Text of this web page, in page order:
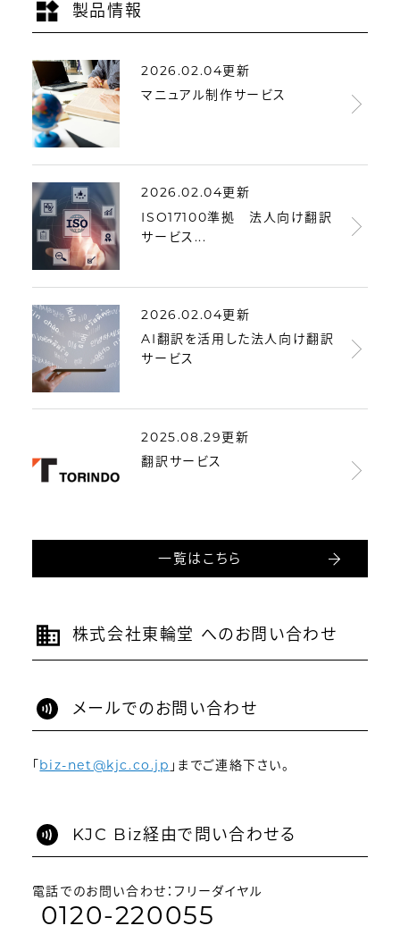
製品情報
2026.02.04更新
マニュアル制作サービス
2026.02.04更新
ISO17100準拠 法人向け翻訳
サービス...
2026.02.04更新
AI翻訳を活用した法人向け翻訳
サービス
2025.08.29更新
翻訳サービス
一覧はこちら
株式会社東輪堂 へのお問い合わせ
メールでのお問い合わせ
「biz-net@kjc.co.jp 」までご連絡下さい。
KJC Biz経由で問い合わせる
電話でのお問い合わせ：フリーダイヤル
0120-220055